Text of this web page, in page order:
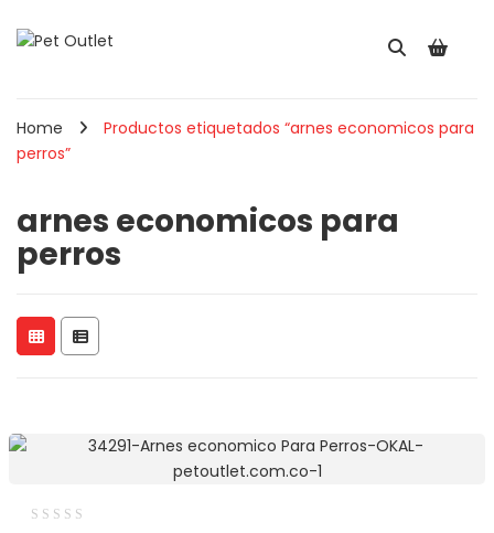
Home
Productos etiquetados “arnes economicos para
perros”
arnes economicos para
perros